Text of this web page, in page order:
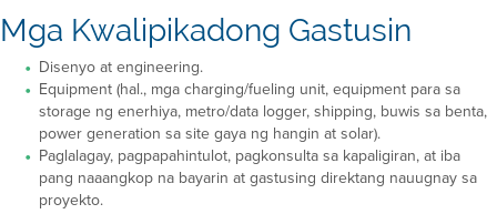
Mga Kwalipikadong Gastusin
Disenyo at engineering.
Equipment (hal., mga charging/fueling unit, equipment para sa
storage ng enerhiya, metro/data logger, shipping, buwis sa benta,
power generation sa site gaya ng hangin at solar).
Paglalagay, pagpapahintulot, pagkonsulta sa kapaligiran, at iba
pang naaangkop na bayarin at gastusing direktang nauugnay sa
proyekto.